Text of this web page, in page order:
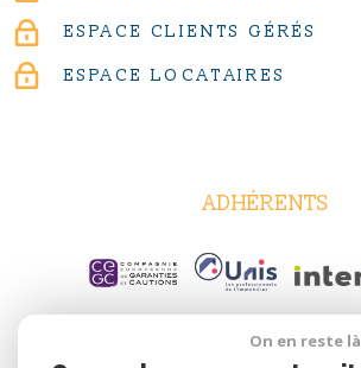
ESPACE CLIENTS GÉRÉS
ESPACE LOCATAIRES
ADHÉRENTS
On en reste là